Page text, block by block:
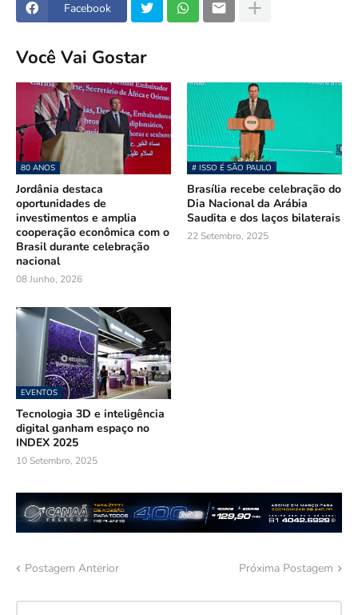
Facebook
Você Vai Gostar
80 ANOS
Jordânia destaca
oportunidades de
investimentos e amplia
cooperação econômica com o
Brasil durante celebração
nacional
08 Junho, 2026
# ISSO É SÃO PAULO
Brasília recebe celebração do
Dia Nacional da Arábia
Saudita e dos laços bilaterais
22 Setembro, 2025
EVENTOS
Tecnologia 3D e inteligência
digital ganham espaço no
INDEX 2025
10 Setembro, 2025
Postagem Anterior Próxima Postagem